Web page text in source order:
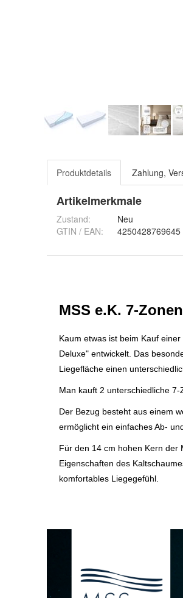
Produktdetails Zahlung,
Artikelmerkmale
Zustand:
Neu
GTIN / EAN:
4250428769645